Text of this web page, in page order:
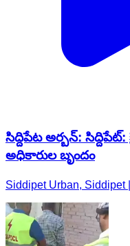
సిద్దిపేట అర్బన్:
అధికారుల బృందం
Siddipet Urban, Siddipet